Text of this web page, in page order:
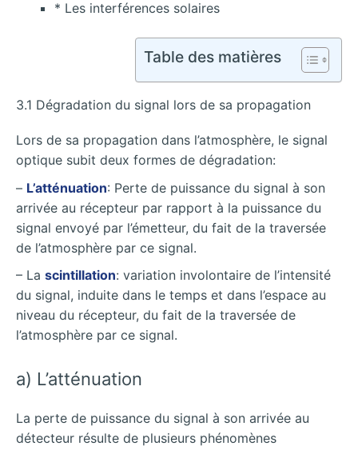
* Les interférences solaires
Table des matières
3.1 Dégradation du signal lors de sa propagation
Lors de sa propagation dans l’atmosphère, le signal
optique subit deux formes de dégradation:
– L’atténuation: Perte de puissance du signal à son
arrivée au récepteur par rapport à la puissance du
signal envoyé par l’émetteur, du fait de la traversée
de l’atmosphère par ce signal.
– La scintillation: variation involontaire de l’intensité
du signal, induite dans le temps et dans l’espace au
niveau du récepteur, du fait de la traversée de
l’atmosphère par ce signal.
a) L’atténuation
La perte de puissance du signal à son arrivée au
détecteur résulte de plusieurs phénomènes